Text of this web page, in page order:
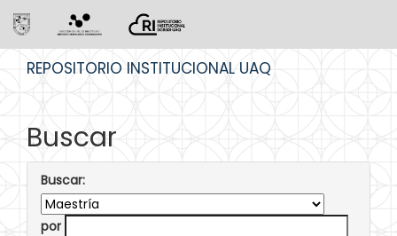
REPOSITORIO INSTITUCIONAL UAQ
Buscar
Buscar:
por